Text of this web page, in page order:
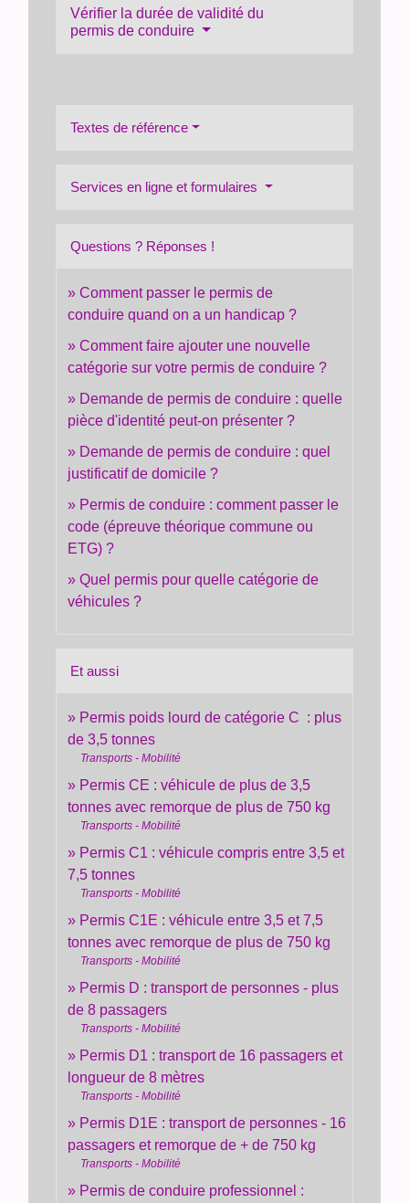
Vérifier la durée de validité du
permis de conduire
Textes de référence
Services en ligne et formulaires
Questions ? Réponses !
Comment passer le permis de
conduire quand on a un handicap ?
Comment faire ajouter une nouvelle
catégorie sur votre permis de conduire ?
Demande de permis de conduire : quelle
pièce d'identité peut-on présenter ?
Demande de permis de conduire : quel
justificatif de domicile ?
Permis de conduire : comment passer le
code (épreuve théorique commune ou
ETG) ?
Quel permis pour quelle catégorie de
véhicules ?
Et aussi
Permis poids lourd de catégorie C : plus
de 3,5 tonnes
Transports - Mobilité
Permis CE : véhicule de plus de 3,5
tonnes avec remorque de plus de 750 kg
Transports - Mobilité
Permis C1 : véhicule compris entre 3,5 et
7,5 tonnes
Transports - Mobilité
Permis C1E : véhicule entre 3,5 et 7,5
tonnes avec remorque de plus de 750 kg
Transports - Mobilité
Permis D : transport de personnes - plus
de 8 passagers
Transports - Mobilité
Permis D1 : transport de 16 passagers et
longueur de 8 mètres
Transports - Mobilité
Permis D1E : transport de personnes - 16
passagers et remorque de + de 750 kg
Transports - Mobilité
Permis de conduire professionnel :